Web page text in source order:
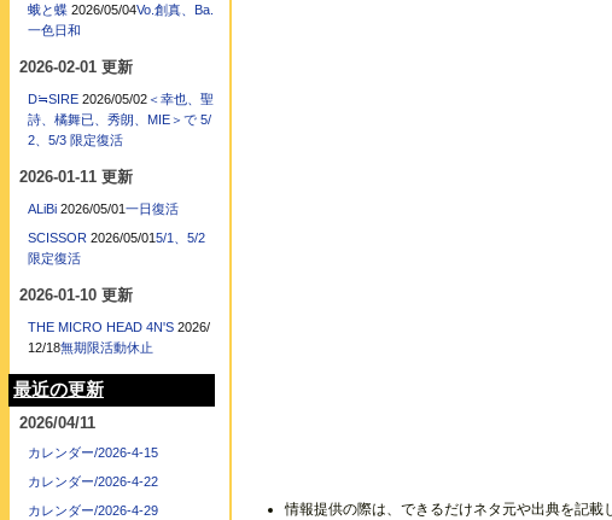
情報提供の際は、できるだけネタ元や出典を記
蛾と蝶 2026/05/04Vo.創真、Ba.
一色日和
2026-02-01 更新
D≒SIRE 2026/05/02＜幸也、聖
詩、橘舞已、秀朗、MIE＞で 5/
2、5/3 限定復活
2026-01-11 更新
ALiBi 2026/05/01一日復活
SCISSOR 2026/05/015/1、5/2
限定復活
2026-01-10 更新
THE MICRO HEAD 4N'S 2026/
12/18無期限活動休止
最近の更新
2026/04/11
カレンダー/2026-4-15
カレンダー/2026-4-22
カレンダー/2026-4-29